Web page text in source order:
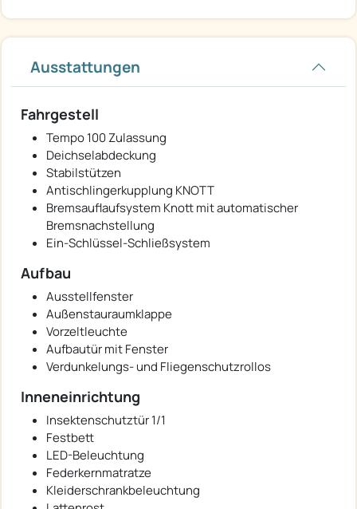
Ausstattungen
Fahrgestell
Tempo 100 Zulassung
Deichselabdeckung
Stabilstützen
Antischlingerkupplung KNOTT
Bremsauflaufsystem Knott mit automatischer
Bremsnachstellung
Ein-Schlüssel-Schließsystem
Aufbau
Ausstellfenster
Außenstauraumklappe
Vorzeltleuchte
Aufbautür mit Fenster
Verdunkelungs- und Fliegenschutzrollos
Inneneinrichtung
Insektenschutztür 1/1
Festbett
LED-Beleuchtung
Federkernmatratze
Kleiderschrankbeleuchtung